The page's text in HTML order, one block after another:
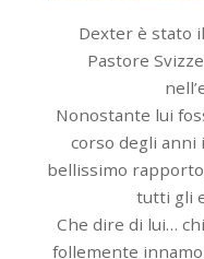
Dexter è stato
Pastore
Nonostante lui
corso degli anni
bellissimo
tutti gli
Che dire di lui…
follemente